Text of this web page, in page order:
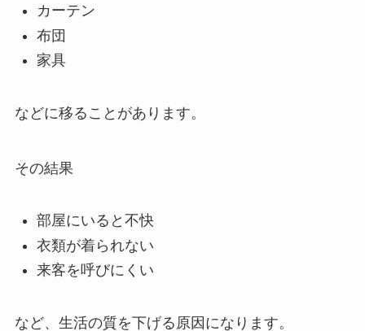
カーテン
布団
家具
などに移ることがあります。
その結果
部屋にいると不快
衣類が着られない
来客を呼びにくい
など、生活の質を下げる原因になります。